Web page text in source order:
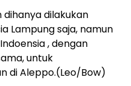
dihanya dilakukan
Lampung saja, namun
, dengan
untuk
di Aleppo.(Leo/Bow)